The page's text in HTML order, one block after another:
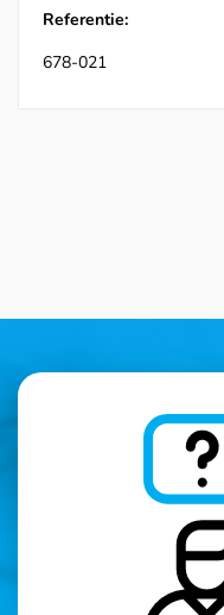
Referentie:
678-021